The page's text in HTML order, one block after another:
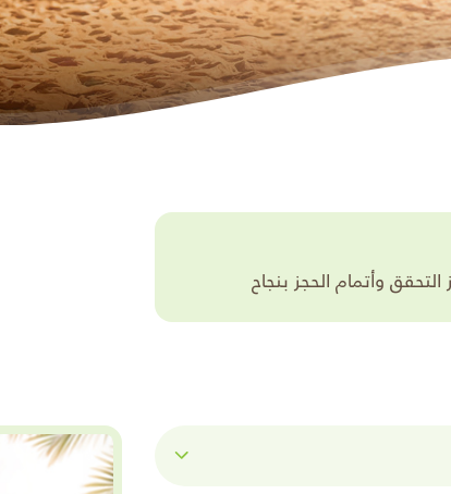
وأتمام الحجز بنجاح